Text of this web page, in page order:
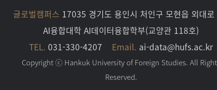
글로벌캠퍼스 17035 경기도 용인시 처인구 모현읍 외대
AI융합대학 AI데이터융합학부(교양관 118호)
TEL. 031-330-4207 Email. ai-data@hufs.ac.kr
Copyright ⓒ Hankuk University of Foreign Studies. All
Reserved.